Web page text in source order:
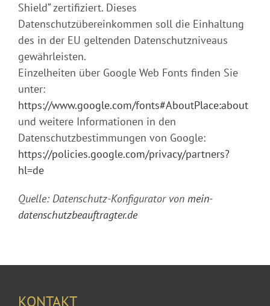
Shield“ zertifiziert. Dieses
Datenschutzübereinkommen soll die Einhaltung
des in der EU geltenden Datenschutzniveaus
gewährleisten.
Einzelheiten über Google Web Fonts finden Sie
unter:
https://www.google.com/fonts#AboutPlace:about
und weitere Informationen in den
Datenschutzbestimmungen von Google:
https://policies.google.com/privacy/partners?
hl=de
Quelle: Datenschutz-Konfigurator von mein-
datenschutzbeauftragter.de
KONTAKT